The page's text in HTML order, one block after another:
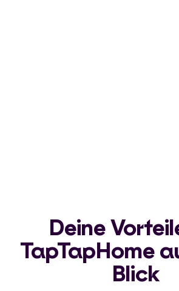
Deine
TapTapHome
Blick